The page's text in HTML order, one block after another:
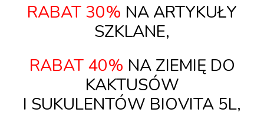
RABAT 30% NA ARTYKUŁY
SZKLANE,
RABAT 40% NA ZIEMIĘ DO
KAKTUSÓW
I SUKULENTÓW BIOVITA 5L,